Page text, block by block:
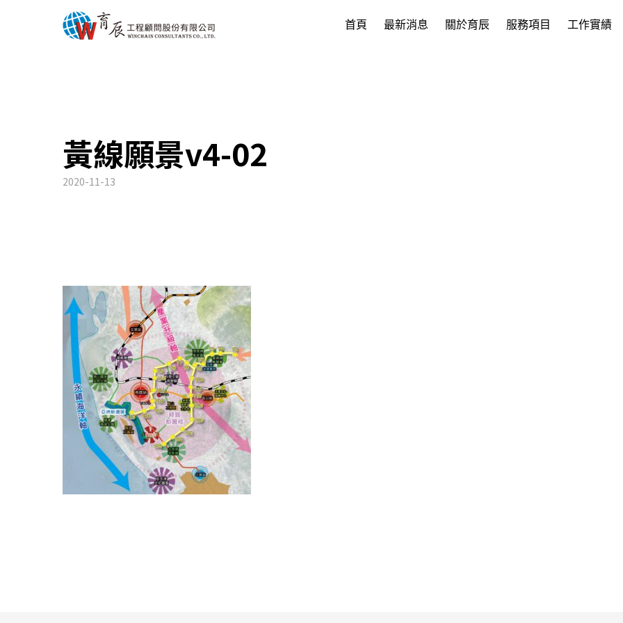
首頁 最新消息 關於育辰 服務項目 工作實績
黃線願景v4-02
2020-11-13